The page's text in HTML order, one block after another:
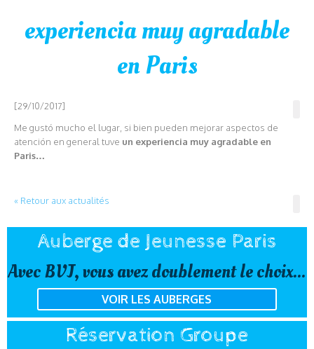
experiencia muy agradable
en Paris
[29/10/2017]
Me gustó mucho el lugar, si bien pueden mejorar aspectos de
atención en general tuve un experiencia muy agradable en
Paris…
« Retour aux actualités
Auberge de Jeunesse Paris
Avec BVJ, vous avez doublement le choix...
VOIR LES AUBERGES
Réservation Groupe